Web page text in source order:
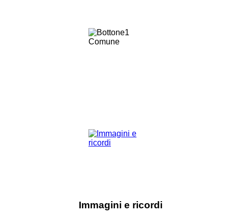
Immagini e ricordi